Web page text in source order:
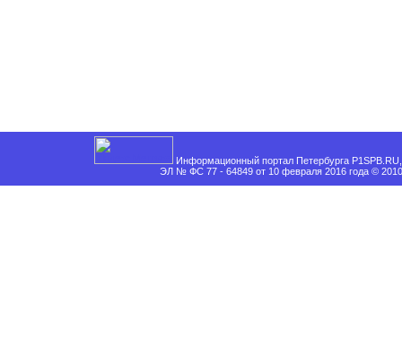
Информационный портал Петербурга
ЭЛ № ФС 77 - 64849 от 10 февраля 2016 года ©